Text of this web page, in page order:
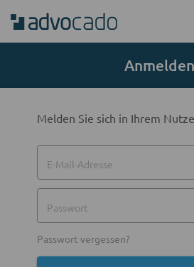
Anmelden
Melden Sie sich in Ihrem
E-Mail-Adresse
Passwort
Passwort vergessen?